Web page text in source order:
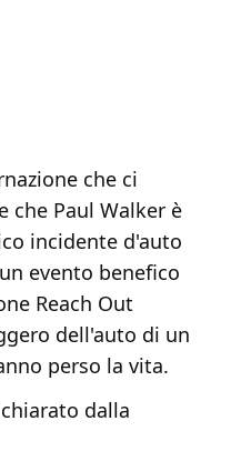
che ci
che Paul Walker è
incidente d'auto
evento benefico
Reach Out
dell'auto di un
perso la vita.
dalla